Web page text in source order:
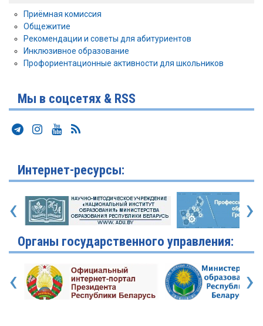
Приёмная комиссия
Общежитие
Рекомендации и советы для абитуриентов
Инклюзивное образование
Профориентационные активности для школьников
Мы в соцсетях & RSS
Интернет-ресурсы:
‹ ›
Органы государственного управления:
‹ ›